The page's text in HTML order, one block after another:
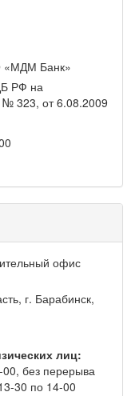
Банк»
РФ на
№ 323, от 6.08.2009
офис
г. Барабинск,
лиц:
без перерыва
30 по 14-00